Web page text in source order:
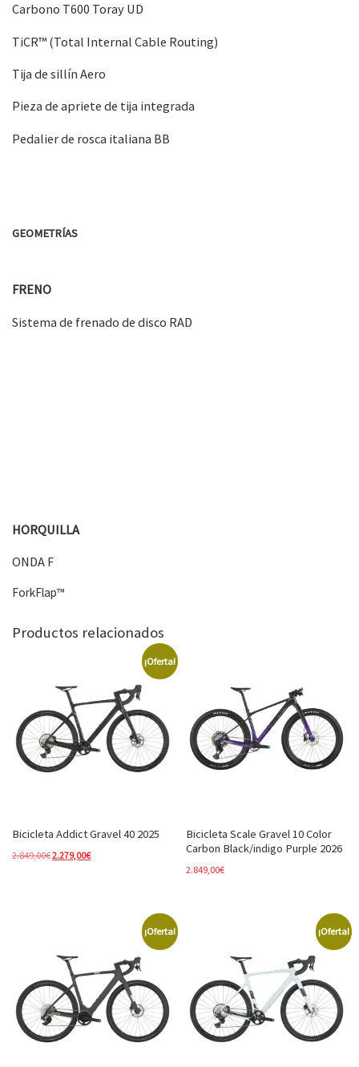
Carbono T600 Toray UD
TiCR™ (Total Internal Cable Routing)
Tija de sillín Aero
Pieza de apriete de tija integrada
Pedalier de rosca italiana BB
GEOMETRÍAS
FRENO
Sistema de frenado de disco RAD
HORQUILLA
ONDA F
ForkFlap™
Productos relacionados
¡Oferta!
Bicicleta Addict Gravel 40 2025
2.849,00€El precio original era: 2.849,00€.
2.279,00€El precio actual es: 2.279,00€.
Bicicleta Scale Gravel 10 Color
Carbon Black/indigo Purple 2026
2.849,00€
¡Oferta! ¡Oferta!